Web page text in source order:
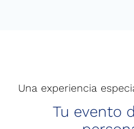
Una experiencia
Tu evento